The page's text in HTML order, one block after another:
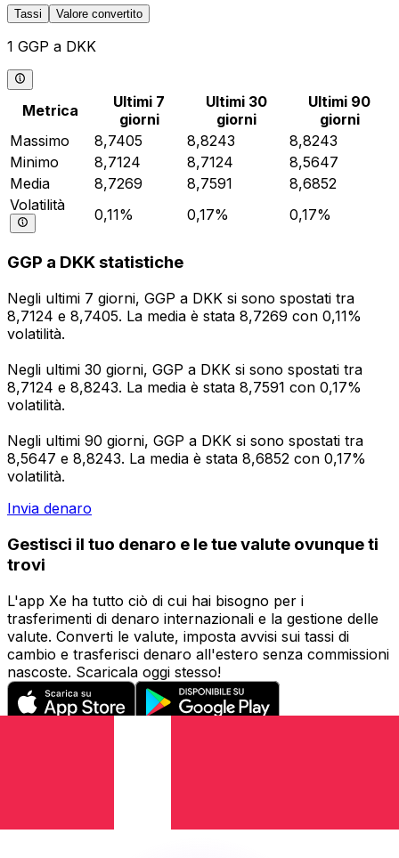
Tassi Valore convertito
1 GGP a DKK
Metrica
Ultimi 7
giorni
Ultimi 30
giorni
Ultimi 90
giorni
Massimo
8,7405 8,8243
8,8243
Minimo
8,7124 8,7124
8,5647
Media
8,7269 8,7591
8,6852
Volatilità
0,11% 0,17% 0,17%
GGP a DKK statistiche
Negli ultimi 7 giorni, GGP a DKK si sono spostati tra
8,7124 e 8,7405. La media è stata 8,7269 con 0,11%
volatilità.
Negli ultimi 30 giorni, GGP a DKK si sono spostati tra
8,7124 e 8,8243. La media è stata 8,7591 con 0,17%
volatilità.
Negli ultimi 90 giorni, GGP a DKK si sono spostati tra
8,5647 e 8,8243. La media è stata 8,6852 con 0,17%
volatilità.
Invia denaro
Gestisci il tuo denaro e le tue valute ovunque ti
trovi
L'app Xe ha tutto ciò di cui hai bisogno per i
trasferimenti di denaro internazionali e la gestione delle
valute. Converti le valute, imposta avvisi sui tassi di
cambio e trasferisci denaro all'estero senza commissioni
nascoste. Scaricala oggi stesso!